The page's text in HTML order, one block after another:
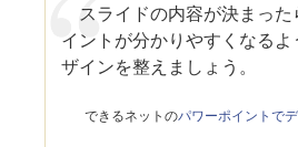
スライドの内容が決まった
イントが分かりやすくなる
ザインを整えましょう。
できるネットのパワーポイントで